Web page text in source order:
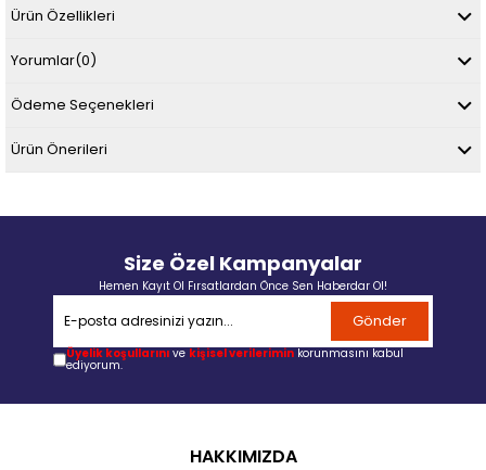
Ürün Özellikleri
Yorumlar(0)
Ödeme Seçenekleri
Ürün Önerileri
Size Özel Kampanyalar
Hemen Kayıt Ol Fırsatlardan Önce Sen Haberdar Ol!
Gönder
Üyelik koşullarını ve kişisel verilerimin korunmasını kabul
ediyorum.
HAKKIMIZDA